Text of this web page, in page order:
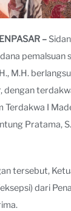
–
pemalsuan
M.H.
dengan
Terdakwa I
Pratama,
tersebut,
dari